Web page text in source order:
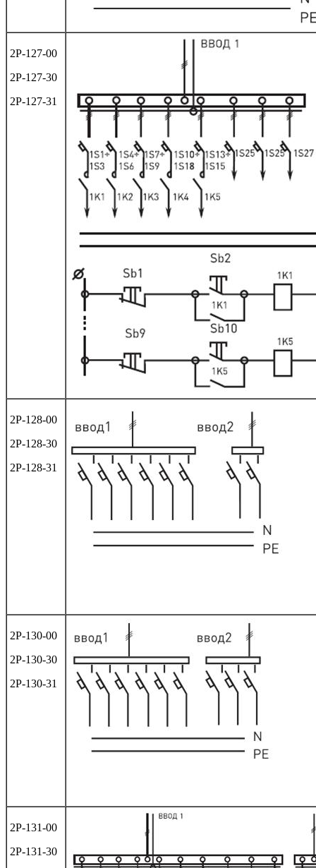
2Р-127-00
2Р-127-30
2Р-127-31
2Р-128-00
2Р-128-30
2Р-128-31
2Р-130-00
2Р-130-30
2Р-130-31
2Р-131-00
2Р-131-30